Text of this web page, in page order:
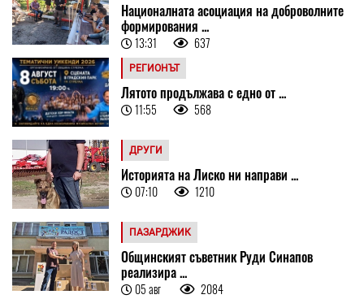
Националната асоциация на доброволните
формирования ...
13:31 637
РЕГИОНЪТ
Лятото продължава с едно от ...
11:55 568
ДРУГИ
Историята на Лиско ни направи ...
07:10 1210
ПАЗАРДЖИК
Общинският съветник Руди Синапов
реализира ...
05 авг 2084